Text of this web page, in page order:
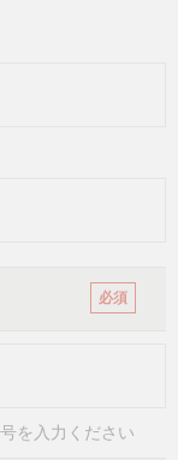
必須
を入力ください